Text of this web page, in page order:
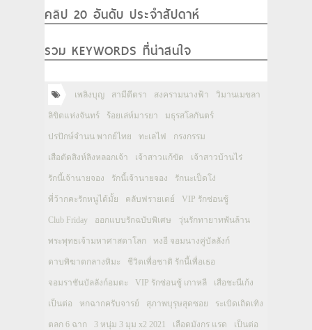
คลิป 20 อันดับ ประจำสัปดาห์
รวม KEYWORDS ที่น่าสนใจ
เพลิงบุญ สามีตีตรา สงครามนางฟ้า วิมานเมขลา
ลิขิตแห่งจันทร์ ร้อยเล่ห์มารยา มธุรสโลกันตร์
ปรปักษ์จำนน พากย์ไทย ทะเลไฟ กรงกรรม
เสือตัดสิงห์ลิงหลอกเจ้า เจ้าสาวแก้ขัด เจ้าสาวบ้านไร่
รักนี้เจ้านายจอง รักนี้เจ้านายจอง รักนะเป็ดโง่
พี่ว้ากคะรักหนูได้มั้ย คลับฟรายเดย์ VIP รักซ่อนชู้
Club Friday ออกแบบรักฉบับพิเศษ วุ่นรักทายาทพันล้าน
พระพุทธเจ้ามหาศาสดาโลก ทงอี จอมนางคู่บัลลังก์
ดาบพิฆาตกลางหิมะ ชีวิตเพื่อชาติ รักนี้เพื่อเธอ
จอมราชันบัลลังก์อมตะ VIP รักซ่อนชู้ เกาหลี เสือชะนีเก้ง
เป็นต่อ หกฉากครับจารย์ สุภาพบุรุษสุดซอย ระเบิดเถิดเทิง
ตลก 6 ฉาก 3 หนุ่ม 3 มุม x2 2021 เลือดมังกร แรด เป็นต่อ